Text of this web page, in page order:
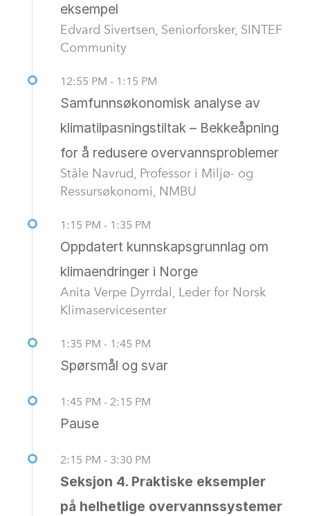
eksempel
Edvard Sivertsen, Seniorforsker, SINTEF
Community
12:55 PM - 1:15 PM
Samfunnsøkonomisk analyse av
klimatilpasningstiltak – Bekkeåpning
for å redusere overvannsproblemer
Ståle Navrud, Professor i Miljø- og
Ressursøkonomi, NMBU
1:15 PM - 1:35 PM
Oppdatert kunnskapsgrunnlag om
klimaendringer i Norge
Anita Verpe Dyrrdal, Leder for Norsk
Klimaservicesenter
1:35 PM - 1:45 PM
Spørsmål og svar
1:45 PM - 2:15 PM
Pause
2:15 PM - 3:30 PM
Seksjon 4. Praktiske eksempler
på helhetlige overvannssystemer